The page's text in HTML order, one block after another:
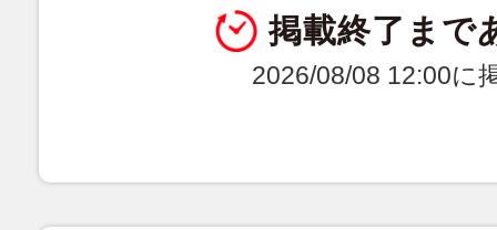
掲載終了まで
2026/08/08 12:00に